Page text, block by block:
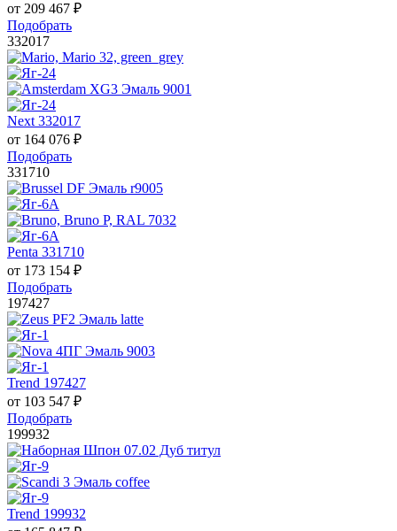
от 209 467 ₽
Подобрать
332017
Next 332017
от 164 076 ₽
Подобрать
331710
Penta 331710
от 173 154 ₽
Подобрать
197427
Trend 197427
от 103 547 ₽
Подобрать
199932
Trend 199932